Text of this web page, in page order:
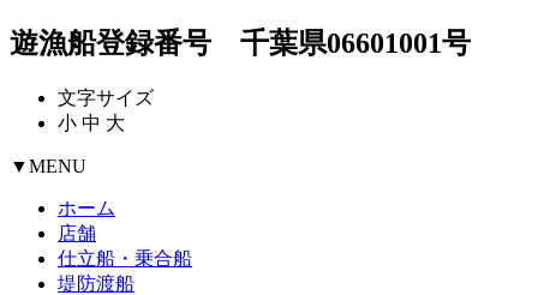
遊漁船登録番号 千葉県06601001号
文字サイズ
小 中 大
▼MENU
ホーム
店舗
仕立船・乗合船
堤防渡船